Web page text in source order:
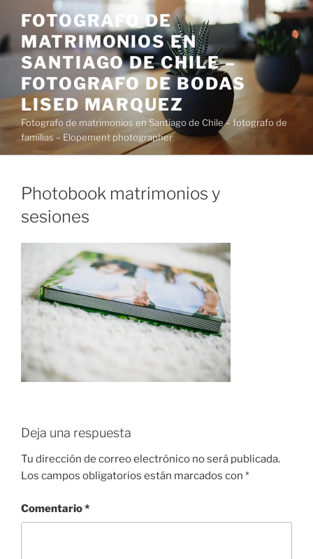
contenido
FOTOGRAFO DE
MATRIMONIOS EN
SANTIAGO DE CHILE –
FOTOGRAFO DE BODAS
LISED MARQUEZ
Fotografo de matrimonios en Santiago de Chile – fotografo de
familias – Elopement photographer
Photobook matrimonios y
sesiones
Deja una respuesta
Tu dirección de correo electrónico no será publicada.
Los campos obligatorios están marcados con *
Comentario*